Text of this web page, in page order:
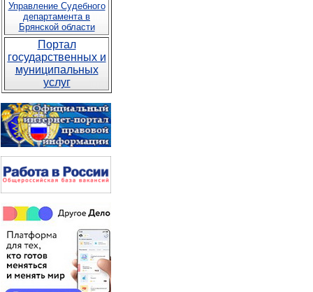
Управление Судебного
департамента в
Брянской области
Портал
государственных и
муниципальных
услуг